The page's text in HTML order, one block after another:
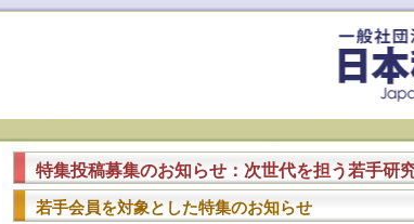
特集投稿募集のお知らせ：次世代を担う若手研
若手会員を対象とした特集のお知らせ